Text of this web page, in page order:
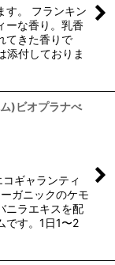
す。 フランキン
ーな香り。乳香
てきた香りで
付しておりま
)ビオプラナべ
ギャランティ
ガニックのケモ
ニラエキスを配
です。1日1〜2